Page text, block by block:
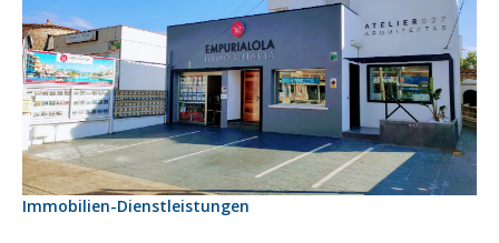
Immobilien-Dienstleistungen